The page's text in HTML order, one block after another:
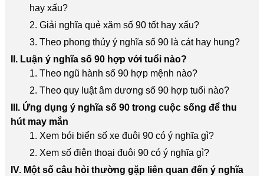
hay xấu?
2. Giải nghĩa quẻ xăm số 90 tốt hay xấu?
3. Theo phong thủy ý nghĩa số 90 là cát hay hung?
II. Luận ý nghĩa số 90 hợp với tuổi nào?
1. Theo ngũ hành số 90 hợp mệnh nào?
2. Theo quy luật âm dương số 90 hợp tuổi nào?
III. Ứng dụng ý nghĩa số 90 trong cuộc sống để thu
hút may mắn
1. Xem bói biển số xe đuôi 90 có ý nghĩa gì?
2. Xem số điện thoại đuôi 90 có ý nghĩa gì?
IV. Một số câu hỏi thường gặp liên quan đến ý nghĩa